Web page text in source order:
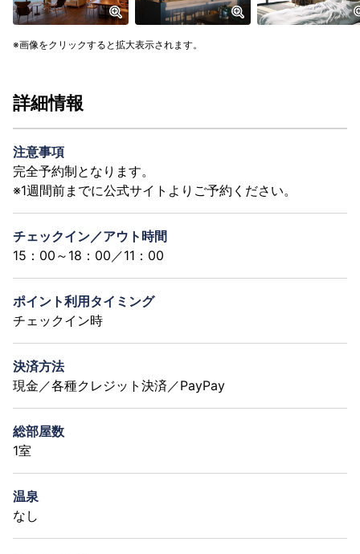
画像をクリックすると拡大表示されます。
詳細情報
注意事項
完全予約制となります。
※1週間前までに公式サイトよりご予約ください。
チェックイン／アウト時間
15：00～18：00／11：00
ポイント利用タイミング
チェックイン時
決済方法
現金／各種クレジット決済／PayPay
総部屋数
1室
温泉
なし